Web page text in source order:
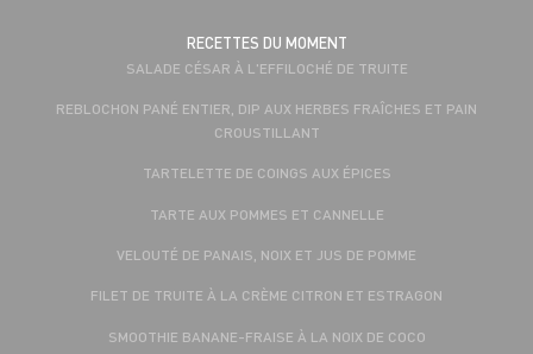
RECETTES DU MOMENT
SALADE CÉSAR À L'EFFILOCHÉ DE TRUITE
REBLOCHON PANÉ ENTIER, DIP AUX HERBES FRAÎCHES ET PAIN
CROUSTILLANT
TARTELETTE DE COINGS AUX ÉPICES
TARTE AUX POMMES ET CANNELLE
VELOUTÉ DE PANAIS, NOIX ET JUS DE POMME
FILET DE TRUITE À LA CRÈME CITRON ET ESTRAGON
SMOOTHIE BANANE-FRAISE À LA NOIX DE COCO